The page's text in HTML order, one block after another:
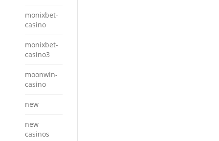
monixbet-
casino
monixbet-
casino3
moonwin-
casino
new
new
casinos